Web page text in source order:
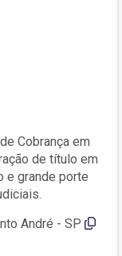
Cobrança em
de título em
e grande porte
André - SP